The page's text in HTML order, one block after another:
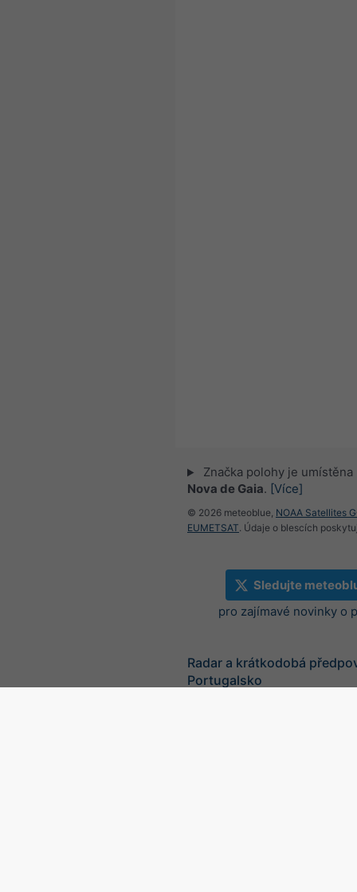
Značka polohy je
Nova de Gaia. [Více]
© 2026 meteoblue, NOAA Satellites
EUMETSAT. Údaje o blescích
Sledujte
pro zajímavé novinky o
Radar a krátkodobá
Portugalsko